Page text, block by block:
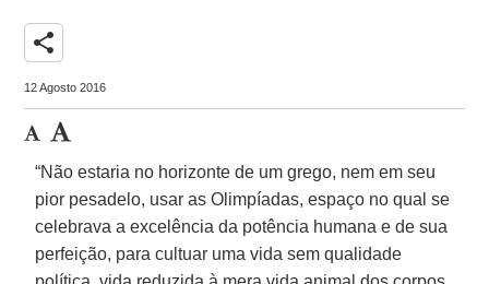
share
12 Agosto 2016
“Não estaria no horizonte de um grego, nem em seu
pior pesadelo, usar as Olimpíadas, espaço no qual se
celebrava a excelência da potência humana e de sua
perfeição, para cultuar uma vida sem qualidade